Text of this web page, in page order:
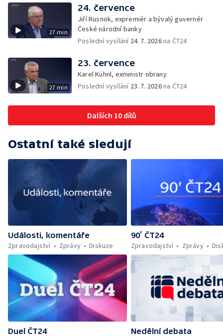
27 min
24. července
Jiří Rusnok, expremiér a bývalý guvernér
České národní banky
Poslední vysílání 24. 7. 2026na ČT24
27 min
23. července
Karel Kühnl, exministr obrany
Poslední vysílání 23. 7. 2026na ČT24
Dalších 10 dílů
Ostatní také sledují
Události, komentáře
Zpravodajství
Zprávy Diskuze
90’ ČT24
Zpravodajství
Zprávy
Duel ČT24
Nedělní debata